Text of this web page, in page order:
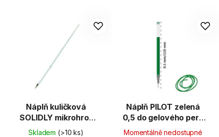
Náplň kuličková
SOLIDLY mikrohrot
0.5 mm, modrá
Skladem (>10 ks)
Náplň PILOT zelená
0,5 do gelového pera
G2
Momentálně nedostupné